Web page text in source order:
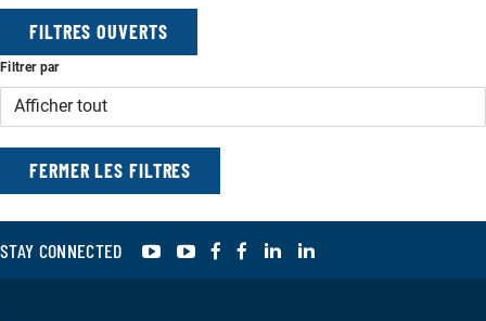
FILTRES OUVERTS
FILTRES
Filtrer par
FERMER LES FILTRES
STAY CONNECTED YouTubeYouTube
Facebook
Facebook
LinkedIn